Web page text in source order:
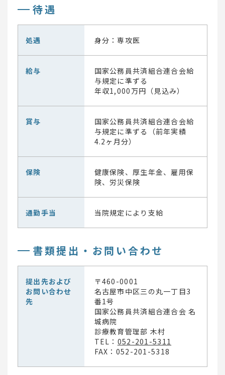
待遇
処遇 身分：専攻医
給与
国家公務員共済組合連合会給
与規定に準ずる
年収1,000万円（見込み）
賞与
国家公務員共済組合連合会給
与規定に準ずる（前年実績
4.2ヶ月分）
保険
健康保険、厚生年金、雇用保
険、労災保険
通勤手当 当院規定により支給
書類提出・お問い合わせ
提出先および
お問い合わせ
先
〒460-0001
名古屋市中区三の丸一丁目3
番1号
国家公務員共済組合連合会 名
城病院
診療教育管理部 木村
TEL： 052-201-5311
FAX：052-201-5318